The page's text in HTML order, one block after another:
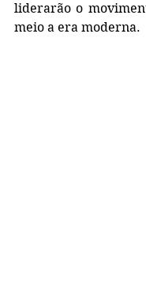
liderarão o
meio a era moderna.